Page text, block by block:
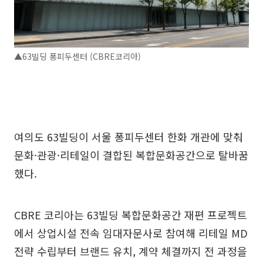
▲63빌딩 퐁피두센터 (CBRE코리아)
여의도 63빌딩이 서울 퐁피두센터 한화 개관에 맞춰
문화·관광·리테일이 결합된 복합문화공간으로 탈바꿈
했다.
CBRE 코리아는 63빌딩 복합문화공간 재편 프로젝트
에서 상업시설 전속 임대자문사로 참여해 리테일 MD
전략 수립부터 브랜드 유치, 계약 체결까지 전 과정을